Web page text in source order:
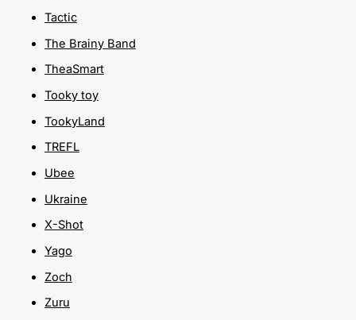
Tactic
The Brainy Band
TheaSmart
Tooky toy
TookyLand
TREFL
Ubee
Ukraine
X-Shot
Yago
Zoch
Zuru